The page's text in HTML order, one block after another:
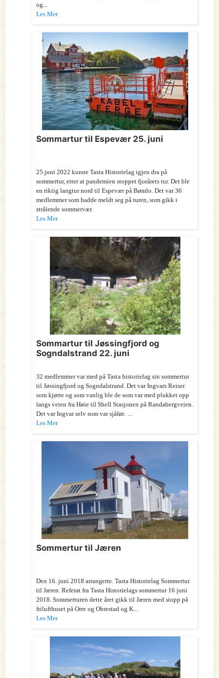
og...
Les Mer
Sommartur til Espevær 25. juni
25.juni 2022 kunne Tasta Historielag igjen dra på
sommertur, etter at pandemien stoppet fjorårets tur. Det ble
en riktig langtur nord til Espevær på Bømlo. Det var 36
medlemmer som hadde meldt seg på turen, som gikk i
strålende sommervær.
Les Mer
Sommartur til Jøssingfjord og
Sogndalstrand 22. juni
32 medlemmer var med på Tasta historielag sin sommertur
til Jøssingfjord og Sogndalstrand. Det var Ingvars Reiser
som kjørte og som vanlig ble de som var med plukket opp
langs veien fra Høie til Shell Stasjonen på Randabergveien.
Det var Ingvar selv som var sjåfør. ...
Les Mer
Sommertur til Jæren
Den 16. juni 2018 arrangerte. Tasta Historielag Sommertur
til Jæren. Referat fra Tasta Historielags sommertur 16 juni
2018. Sommerturen dette året gikk til Jæren med stopp på
frilufthuset på Orre og Obrestad og K...
Les Mer